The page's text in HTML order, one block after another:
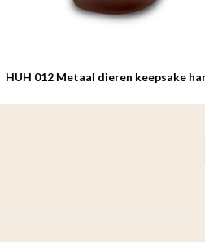
HUH 012 Metaal dieren keepsake hart